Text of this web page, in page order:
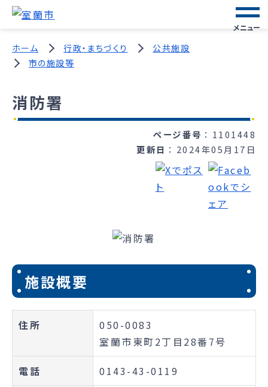
メニュー
ホーム 行政・まちづくり
公共施設
市の施設等
消防署
ページ番号
1101448
更新日
2024年05月17日
施設概要
住所
050-0083
室蘭市東町2丁目28番7号
電話 0143-43-0119